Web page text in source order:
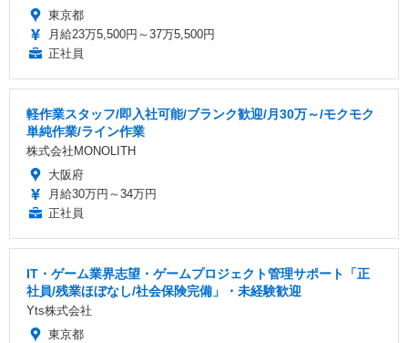
東京都
月給23万5,500円～37万5,500円
正社員
軽作業スタッフ/即入社可能/ブランク歓迎/月30万～/モクモク
単純作業/ライン作業
株式会社MONOLITH
大阪府
月給30万円～34万円
正社員
IT・ゲーム業界志望・ゲームプロジェクト管理サポート「正
社員/残業ほぼなし/社会保険完備」・未経験歓迎
Yts株式会社
東京都